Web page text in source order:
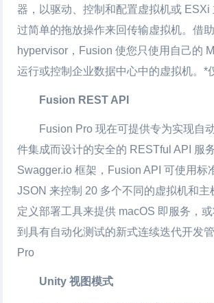
器，以驱动、控制和配置虚拟机或 ESXi
过简单的拖放操作来回传输虚拟机。借
hypervisor，Fusion 使您只使用自己的
运行或控制企业数据中心中的虚拟机。*
Fusion REST API
Fusion Pro 现在可提供专为实现自
件集成而设计的安全的 RESTful API 服
Swagger.io 框架，Fusion API 可使用标
JSON 来控制 20 多个不同的虚拟机和主
定义部署工具来提供 macOS 即服务，
到具有自动化测试的新式连续迭代开发
Pro
Unity 视图模式